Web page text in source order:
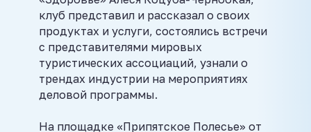
клуб представил и рассказал о своих
продуктах и услуги, состоялись встречи
с представителями мировых
туристических ассоциаций, узнали о
трендах индустрии на мероприятиях
деловой программы.
На площадке «Припятское Полесье» от